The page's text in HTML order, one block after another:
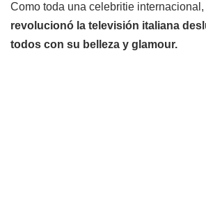
Como toda una celebritie internacional,
revolucionó la televisión italiana
todos con su belleza y glamour.